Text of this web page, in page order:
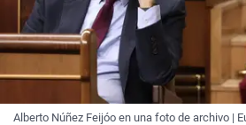
Alberto Núñez Feijóo en una foto de archivo |